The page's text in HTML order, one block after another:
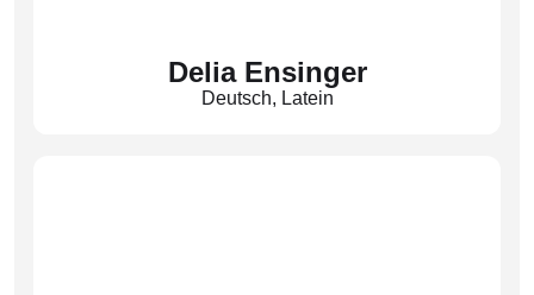
Delia Ensinger
Deutsch, Latein